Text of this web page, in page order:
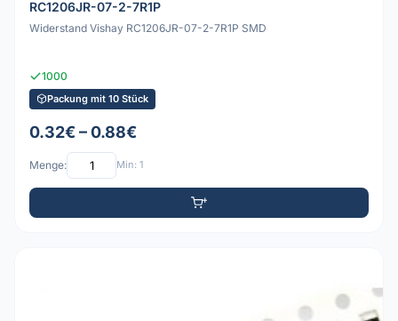
RC1206JR-07-2-7R1P
Widerstand Vishay RC1206JR-07-2-7R1P SMD
1000
Packung mit 10 Stück
0.32€ – 0.88€
Menge: Min: 1